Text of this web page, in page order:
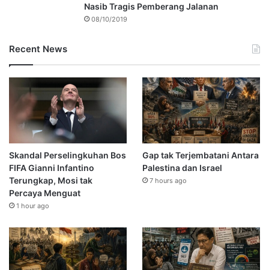
Nasib Tragis Pemberang Jalanan
08/10/2019
Recent News
Skandal Perselingkuhan Bos
FIFA Gianni Infantino
Terungkap, Mosi tak
Percaya Menguat
1 hour ago
Gap tak Terjembatani Antara
Palestina dan Israel
7 hours ago